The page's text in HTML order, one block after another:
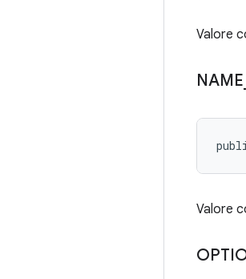
Valore
NAME
Valore